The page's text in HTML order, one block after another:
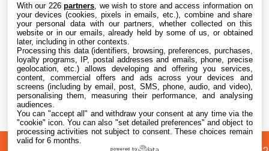
Apple teste iOS 26.6.1 sur iPhone pour des
correctifs
7 Aug. 2026 • 16:35
With our 226partners , we wish to store and access information on
your devices (cookies, pixels in emails, etc.), combine and share
your personal data with our partners, whether collected on this
website or in our emails, already held by some of us, or obtained
later, including in other contexts.
Processing this data (identifiers, browsing, preferences, purchases,
loyalty programs, IP, postal addresses and emails, phone, precise
geolocation, etc.) allows developing and offering you services,
content, commercial offers and ads across your devices and
screens (including by email, post, SMS, phone, audio, and video),
personalising them, measuring their performance, and analysing
audiences.
You can "accept all" and withdraw your consent at any time via the
"cookie" icon. You can also "set detailed preferences" and object to
processing activities not subject to consent. These choices remain
valid for 6 months.
powered by